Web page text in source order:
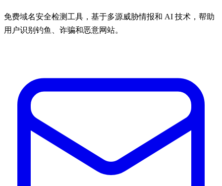
免费域名安全检测工具，基于多源威胁情报和 AI 技术，帮助
用户识别钓鱼、诈骗和恶意网站。